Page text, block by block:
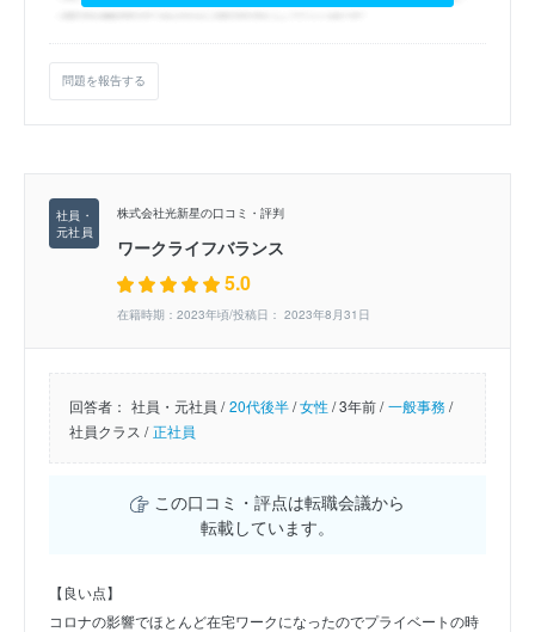
問題を報告する
株式会社光新星の口コミ・評判
ワークライフバランス
5.0
在籍時期：2023年頃/投稿日： 2023年8月31日
回答者： 社員・元社員 / 20代後半/女性/3年前 / 一般事務/
社員クラス / 正社員
この口コミ・評点は転職会議から
転載しています。
【良い点】
コロナの影響でほとんど在宅ワークになったのでプライベートの時